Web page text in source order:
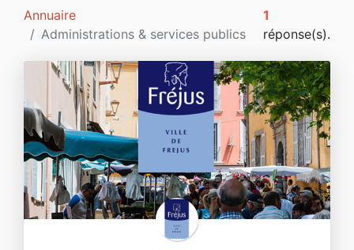
Annuaire
Administrations & services publics
1
réponse(s).